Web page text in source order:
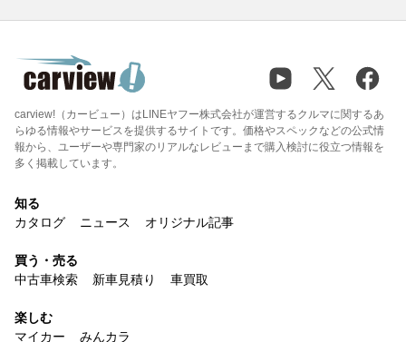
carview!（カービュー）はLINEヤフー株式会社が運営するクルマに関するあ
らゆる情報やサービスを提供するサイトです。価格やスペックなどの公式情
報から、ユーザーや専門家のリアルなレビューまで購入検討に役立つ情報を
多く掲載しています。
知る
カタログ
ニュース オリジナル記事
買う・売る
中古車検索
新車見積り 車買取
楽しむ
マイカー
みんカラ